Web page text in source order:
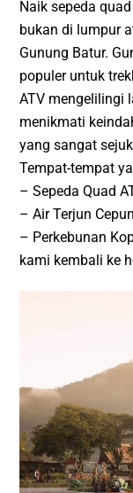
Naik sepeda
bukan di lumpur
Gunung Batur.
populer untuk
ATV mengelilingi
menikmati
yang sangat
Tempat-tempat
– Sepeda Quad
– Air Terjun
– Perkebunan
kami kembali ke